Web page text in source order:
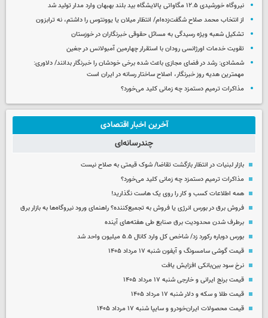
نیروگاه خورشیدی ۱۲.۵ مگاواتی پالایشگاه بید بلند بهبهان وارد مدار تولید شد
از انتخاب محمد صلاح شگفت‌زده‌ام/ انتظار میلان یا یوونتوس را داشتم، نه ترابزون
تشکیل شعبه ویژه رسیدگی به مسائل حقوقی خبرنگاران در خوزستان
تقویت خدمات اورژانسی رودان با استقرار چهارمین آمبولانس در جغین
شمشادی: رشد در فضای مجازی باعث شده برخی خودشان را خبرنگار بدانند/ دلاوری:
مهمترین هدیه‌ روز خبرنگار، اصلاح ساختار رسانه در ایران است
مذاکرات ترمیم دستمزد چه زمانی کلید می‌خورد؟
آخرین اخبار اقتصادی
چندرسانه‌ای
بازار لبنیات در انتظار بازگشت تقاضا/ شوک قیمتی به صلاح نیست
مذاکرات ترمیم دستمزد چه زمانی کلید می‌خورد؟
همه اطلاعات کسب‌ و کار را روی یک هاست نگذارید!
فروش برق در بورس انرژی یا فروش به تجمیع‌کننده؟ راهنمای ورود نیروگاه‌ها به بازار برق
برطرف شدن محدودیت‌ برق صنایع طی هفته‌های آینده
بورس دوباره رکورد زد/ شاخص کل وارد کانال ۵.۵ میلیون واحد شد
قیمت گوشی سامسونگ و آیفون شنبه ۱۷ مرداد ۱۴۰۵
نرخ سود بین‌بانکی افزایش یافت
قیمت برنج ایرانی و خارجی شنبه ۱۷ مرداد ۱۴۰۵
قیمت طلا و سکه و دلار شنبه ۱۷ مرداد ۱۴۰۵
قیمت محصولات ایران‌خودرو و سایپا شنبه ۱۷ مرداد ۱۴۰۵